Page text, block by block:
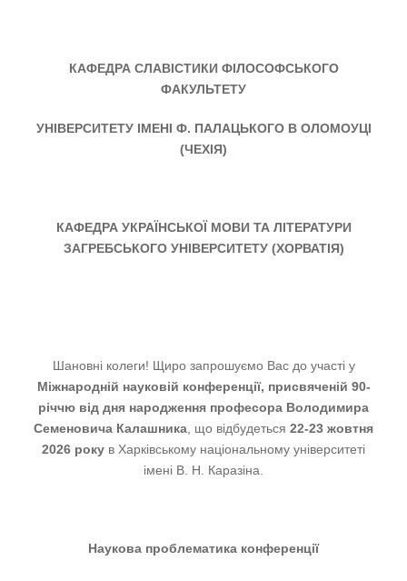
КАФЕДРА СЛАВІСТИКИ ФІЛОСОФСЬКОГО
ФАКУЛЬТЕТУ
УНІВЕРСИТЕТУ ІМЕНІ Ф. ПАЛАЦЬКОГО В ОЛОМОУЦІ
(ЧЕХІЯ)
КАФЕДРА УКРАЇНСЬКОЇ МОВИ ТА ЛІТЕРАТУРИ
ЗАГРЕБСЬКОГО УНІВЕРСИТЕТУ (ХОРВАТІЯ)
Шановні колеги! Щиро запрошуємо Вас до участі у
Міжнародній науковій конференції, присвяченій 90-
річчю від дня народження професора Володимира
Семеновича Калашника, що відбудеться 22-23 жовтня
2026 року в Харківському національному університеті
імені В. Н. Каразіна.
Наукова проблематика конференції